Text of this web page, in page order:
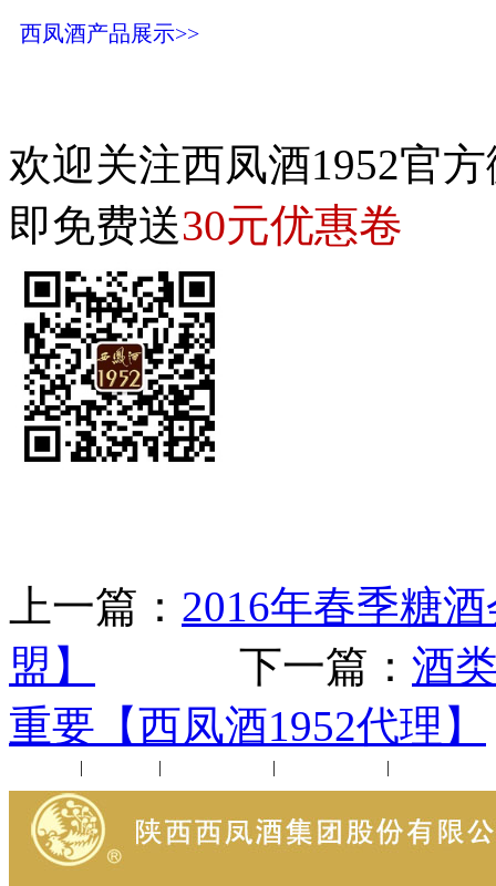
西凤酒产品展示>>
欢迎关注西凤酒1952官
即免费送30元优惠卷
上一篇： 2016年春季糖
盟】
下一篇： 酒
重要【西凤酒1952代理】
| | | |